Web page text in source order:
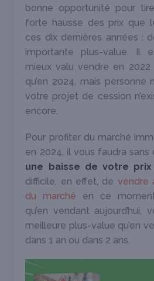
bonne opportunité pour
forte hausse des prix que
ces dix dernières années :
importante plus-value. Il
mieux valu vendre en
qu’en 2024, mais personne
votre projet de cession
encore.
Pour profiter du marché
en 2024, il vous faudra sans
une baisse de votre
difficile, en effet, de vendre
du marché en ce
qu’en vendant aujourd’hui,
meilleure plus-value qu’en
dans 1 an ou dans 2 ans.